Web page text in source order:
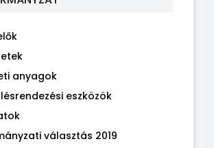
anyagok
eszközök
választás 2019